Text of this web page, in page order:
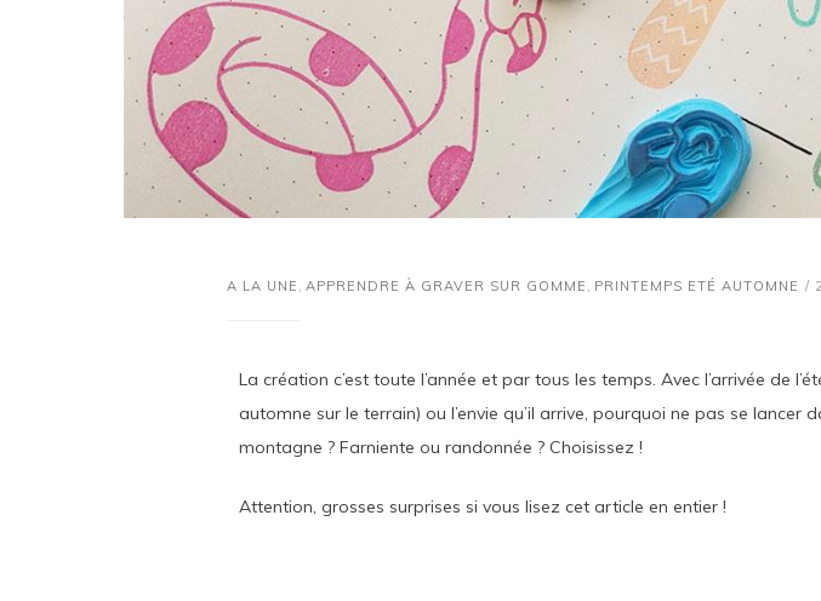
A LA UNE , APPRENDRE À GRAVER SUR GOMME , PRINTEMPS ETÉ AUTOMNE
La création c’est toute l’année et par tous les temps. Avec l’arrivée de
automne sur le terrain) ou l’envie qu’il arrive, pourquoi ne pas se
montagne ? Farniente ou randonnée ? Choisissez !
Attention, grosses surprises si vous lisez cet article en entier !